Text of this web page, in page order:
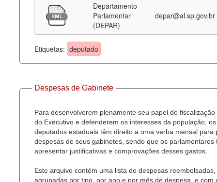
Deputados Estaduais
Administração
Legislação
Agenda
Perguntas frequentes
Departamento
Parlamentar
(DEPAR)
depar@al.sp.gov.br
Etiquetas: deputado
Despesas de Gabinete
Para desenvolverem plenamente seu papel de fiscalização
do Executivo e defenderem os interesses da população, os
deputados estaduais têm direito a uma verba mensal para
despesas de seus gabinetes, sendo que os parlamentares
apresentar justificativas e comprovações desses gastos.
Este arquivo contém uma lista de despesas reembolsadas,
agrupadas por tipo, por ano e por mês de despesa, e com